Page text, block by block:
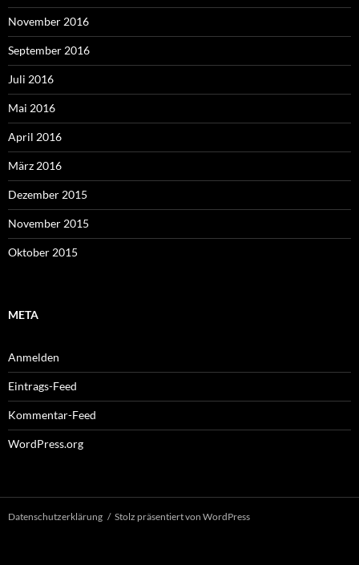
November 2016
September 2016
Juli 2016
Mai 2016
April 2016
März 2016
Dezember 2015
November 2015
Oktober 2015
META
Anmelden
Eintrags-Feed
Kommentar-Feed
WordPress.org
Datenschutzerklärung Stolz präsentiert von WordPress